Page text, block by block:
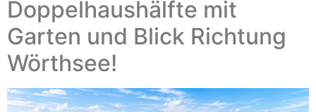
Doppelhaushälfte mit
Garten und Blick Richtung
Wörthsee!